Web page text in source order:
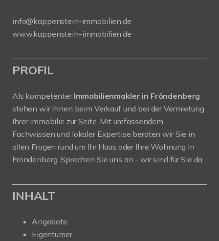
info@kappenstein-immobilien.de
www.kappenstein-immobilien.de
PROFIL
Als kompetenter Immobilienmakler in Fröndenberg
stehen wir Ihnen beim Verkauf und bei der Vermietung
Ihrer Immobilie zur Seite. Mit umfassendem
Fachwissen und lokaler Expertise beraten wir Sie in
allen Fragen rund um Ihr Haus oder Ihre Wohnung in
Fröndenberg. Sprechen Sie uns an - wir sind für Sie da.
INHALT
Angebote
Eigentümer